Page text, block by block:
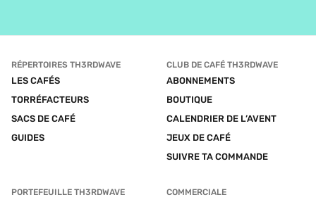
RÉPERTOIRES TH3RDWAVE
LES CAFÉS
TORRÉFACTEURS
SACS DE CAFÉ
GUIDES
CLUB DE CAFÉ TH3RDWAVE
ABONNEMENTS
BOUTIQUE
CALENDRIER DE L’AVENT
JEUX DE CAFÉ
SUIVRE TA COMMANDE
PORTEFEUILLE TH3RDWAVE COMMERCIALE